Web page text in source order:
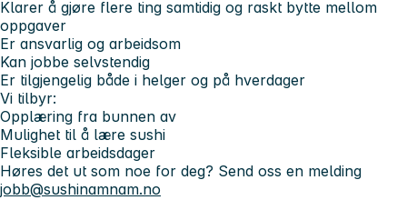
Klarer å gjøre flere ting samtidig og raskt bytte mellom
oppgaver
Er ansvarlig og arbeidsom
Kan jobbe selvstendig
Er tilgjengelig både i helger og på hverdager
Vi tilbyr:
Opplæring fra bunnen av
Mulighet til å lære sushi
Fleksible arbeidsdager
Høres det ut som noe for deg? Send oss en melding
jobb@sushinamnam.no